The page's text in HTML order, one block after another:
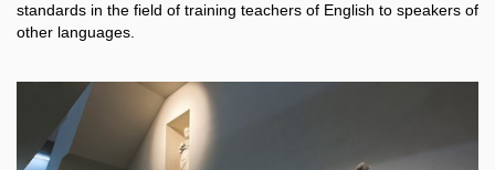
standards in the field of training teachers of English to speakers of
other languages.